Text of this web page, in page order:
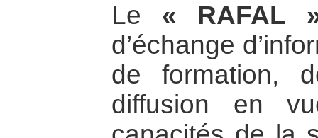
Le « RAFAL
d’échange
de formation,
diffusion en